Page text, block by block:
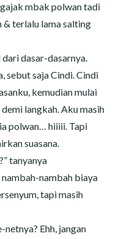
mbak polwan tadi
& terlalu lama salting
dasar-dasarnya.
sebut saja Cindi. Cindi
kemudian mulai
langkah. Aku masih
polwan… hiiiii. Tapi
suasana.
tanyanya
nambah biaya
tapi masih
Ehh, jangan